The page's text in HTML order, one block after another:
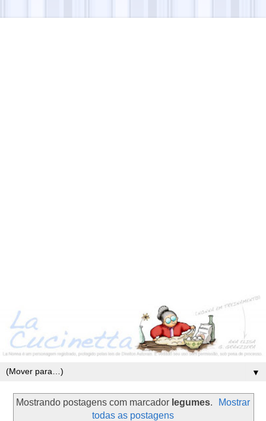
▼
Mostrando postagens com marcador legumes.
Mostrar
todas as postagens